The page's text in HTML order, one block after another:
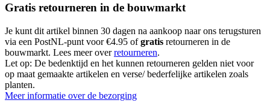
Gratis retourneren in de bouwmarkt
Je kunt dit artikel binnen 30 dagen na aankoop naar ons terugsturen
via een PostNL-punt voor €4.95 ofgratis retourneren in de
bouwmarkt. Lees meer overretourneren.
Let op: De bedenktijd en het kunnen retourneren gelden niet voor
op maat gemaakte artikelen en verse/ bederfelijke artikelen zoals
planten.
Meer informatie over de bezorging